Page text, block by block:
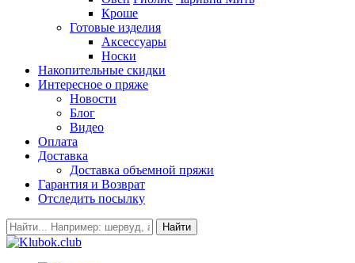
Кроше
Готовые изделия
Аксессуары
Носки
Накопительные скидки
Интересное о пряже
Новости
Блог
Видео
Оплата
Доставка
Доставка объемной пряжи
Гарантия и Возврат
Отследить посылку
Найти